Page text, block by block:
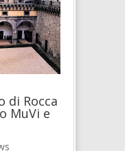
di Rocca
MuVi e